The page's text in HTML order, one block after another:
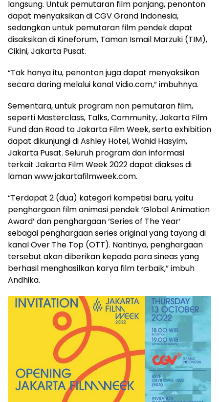
langsung. Untuk pemutaran film panjang, penonton
dapat menyaksikan di CGV Grand Indonesia,
sedangkan untuk pemutaran film pendek dapat
disaksikan di Kineforum, Taman Ismail Marzuki (TIM),
Cikini, Jakarta Pusat.
“Tak hanya itu, penonton juga dapat menyaksikan
secara daring melalui kanal Vidio.com,” imbuhnya.
Sementara, untuk program non pemutaran film,
seperti Masterclass, Talks, Community, Jakarta Film
Fund dan Road to Jakarta Film Week, serta exhibition
dapat dikunjungi di Ashley Hotel, Wahid Hasyim,
Jakarta Pusat. Seluruh program dan informasi
terkait Jakarta Film Week 2022 dapat diakses di
laman www.jakartafilmweek.com.
“Terdapat 2 (dua) kategori kompetisi baru, yaitu
penghargaan film animasi pendek ‘Global Animation
Award’ dan penghargaan ‘Series of The Year’
sebagai penghargaan series original yang tayang di
kanal Over The Top (OTT). Nantinya, penghargaan
tersebut akan diberikan kepada para sineas yang
berhasil menghasilkan karya film terbaik,” imbuh
Andhika.